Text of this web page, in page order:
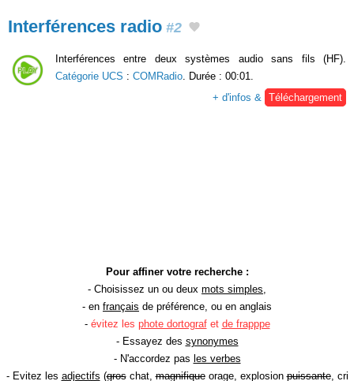
Interférences radio #2
Interférences entre deux systèmes audio sans fils (HF).
Catégorie UCS : COMRadio . Durée : 00:01.
+ d'infos &
Téléchargement
Pour affiner votre recherche :
- Choisissez un ou deux mots simples
- en français de préférence, ou en anglais
- évitez les phote dortografet de frapppe
- Essayez des synonymes
- N'accordez pas les verbes
- Evitez les adjectifs (groschat,magnifiqueorage, explosionpuissante, cri